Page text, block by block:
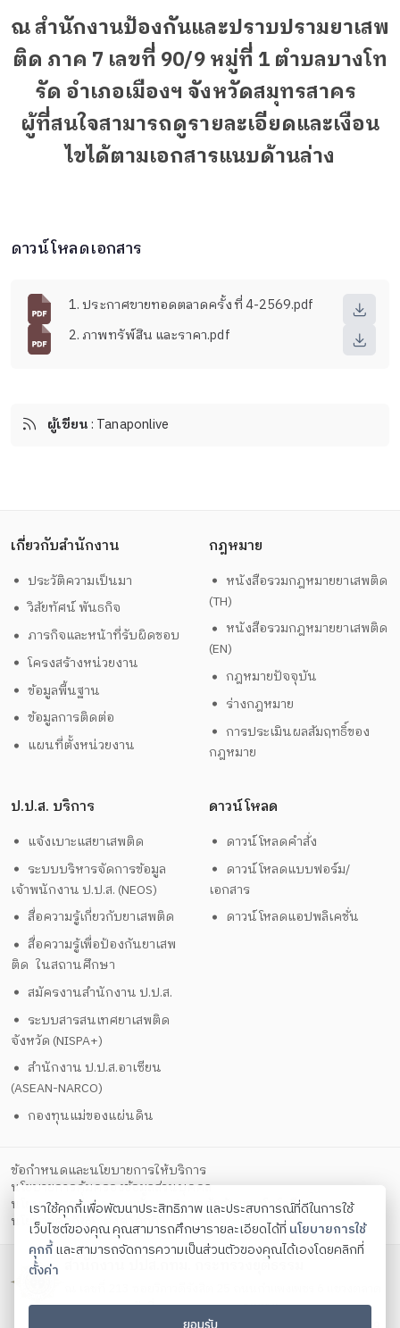
ณ สำนักงานป้องกันและปราบปรามยาเสพ
ติด ภาค 7 เลขที่ 90/9 หมู่ที่ 1 ตำบลบางโท
รัด อำเภอเมืองฯ จังหวัดสมุทรสาคร
ผู้ที่สนใจสามารถดูรายละเอียดและเงือน
ไขได้ตามเอกสารแนบด้านล่าง
ดาวน์โหลดเอกสาร
1. ประกาศขายทอดตลาดครั้งที่ 4-2569.pdf
2. ภาพทรัพ์สิน และราคา.pdf
ผู้เขียน: Tanaponlive
เกี่ยวกับสำนักงาน
ประวัติความเป็นมา
วิสัยทัศน์ พันธกิจ
ภารกิจและหน้าที่รับผิดชอบ
โครงสร้างหน่วยงาน
ข้อมูลพื้นฐาน
ข้อมูลการติดต่อ
แผนที่ตั้งหน่วยงาน
กฎหมาย
หนังสือรวมกฎหมายยาเสพติด
(TH)
หนังสือรวมกฎหมายยาเสพติด
(EN)
กฎหมายปัจจุบัน
ร่างกฎหมาย
การประเมินผลสัมฤทธิ์ของ
กฎหมาย
ป.ป.ส. บริการ
แจ้งเบาะแสยาเสพติด
ระบบบริหารจัดการข้อมูล
เจ้าพนักงาน ป.ป.ส. (NEOS)
สื่อความรู้เกี่ยวกับยาเสพติด
สื่อความรู้เพื่อป้องกันยาเสพ
ติด ในสถานศึกษา
สมัครงานสำนักงาน ป.ป.ส.
ระบบสารสนเทศยาเสพติด
จังหวัด (NISPA+)
สำนักงาน ป.ป.ส.อาเซียน
(ASEAN-NARCO)
กองทุนแม่ของแผ่นดิน
ดาวน์โหลด
ดาวน์โหลดคำสั่ง
ดาวน์โหลดแบบฟอร์ม/
เอกสาร
ดาวน์โหลดแอปพลิเคชั่น
ข้อกำหนดและนโยบายการให้บริการ
นโยบายการคุ้มครองข้อมูลส่วนบุคคล
นโยบายการรักษาความมั่นคงปลอดภัยด้วยเทคโนโลยีสารสนเทศ
นโยบายคุกกี้
ตั้งค่าคุกกี้
สำนักงาน ปปส.กทม. กระทรวงยุติธรรม
บางเขน เขตหลักสี่ กรุงเทพมหานคร 10210
เราใช้คุกกี้เพื่อพัฒนาประสิทธิภาพ และประสบการณ์ที่ดีในการใช้
เว็บไซต์ของคุณ คุณสามารถศึกษารายละเอียดได้ที่ นโยบายการใช้
คุกกี้และสามารถจัดการความเป็นส่วนตัวของคุณได้เองโดยคลิกที่
ตั้งค่า